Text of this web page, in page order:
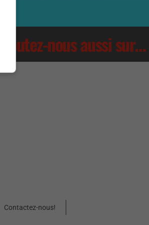
Écoutez-nous aussi sur…
Contactez-nous!